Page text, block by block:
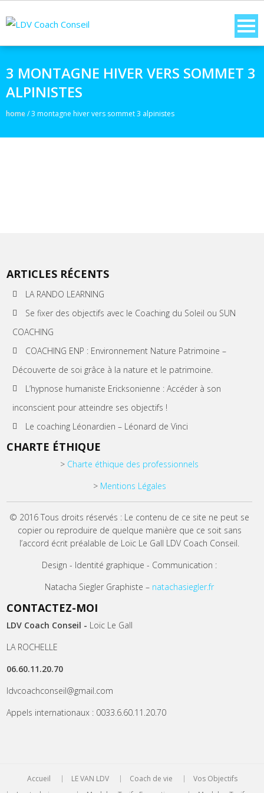
3 MONTAGNE HIVER VERS SOMMET 3
ALPINISTES
home/3 montagne hiver vers sommet 3 alpinistes
ARTICLES RÉCENTS
LA RANDO LEARNING
Se fixer des objectifs avec le Coaching du Soleil ou SUN
COACHING
COACHING ENP : Environnement Nature Patrimoine –
Découverte de soi grâce à la nature et le patrimoine.
L’hypnose humaniste Ericksonienne : Accéder à son
inconscient pour atteindre ses objectifs !
Le coaching Léonardien – Léonard de Vinci
CHARTE ÉTHIQUE
> Charte éthique des professionnels
> Mentions Légales
© 2016 Tous droits réservés : Le contenu de ce site ne peut se
copier ou reproduire de quelque manière que ce soit sans
l’accord écrit préalable de Loïc Le Gall LDV Coach Conseil.
Design - Identité graphique - Communication :
Natacha Siegler Graphiste – natachasiegler.fr
CONTACTEZ-MOI
LDV Coach Conseil - Loïc Le Gall
LA ROCHELLE
06.60.11.20.70
ldvcoachconseil@gmail.com
Appels internationaux : 0033.6.60.11.20.70
Accueil LE VAN LDV Coach de vie
Vos Objectifs